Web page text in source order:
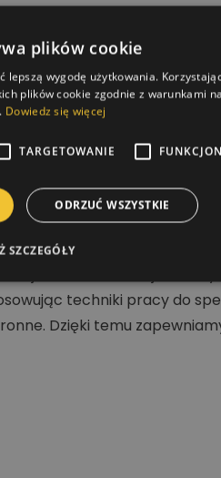
oraz konstrukcji
techniki pracy do
Dzięki temu
plików cookie
wygodę użytkowania.
plików cookie zgodnie z warunkami
Dowiedz się więcej
TARGETOWANIE
ODRZUĆ WSZYSTKIE
SZCZEGÓŁY